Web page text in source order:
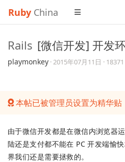
Ruby China
Rails [微信开发] 开发
playmonkey ·2015年07月11日 ·
本帖已被管理员设置为精华贴
由于微信开发都是在微信内浏览器
陆还是支付都不能在 PC 开发端愉
界我们还是需要拯救的。